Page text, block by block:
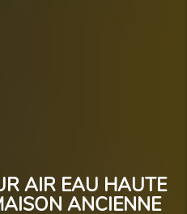
AIR EAU HAUTE
ANCIENNE